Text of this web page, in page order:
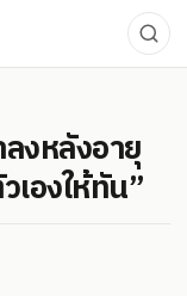
งหลังอายุ
เองให้ทัน”